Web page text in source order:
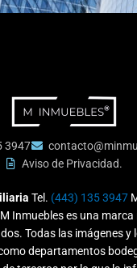
3947
Aviso de Privacidad.
Tel. (443) 135 3947
Inmuebles es una
Todas las imágenes y
departamentos